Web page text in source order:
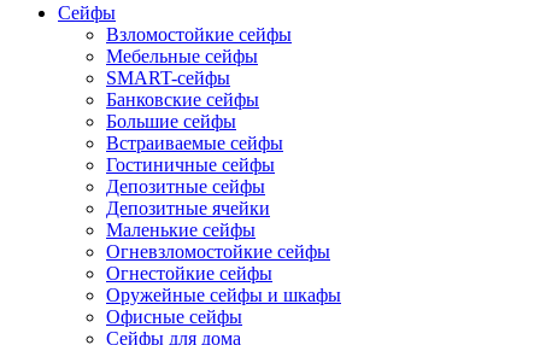
Сейфы
Взломостойкие сейфы
Мебельные сейфы
SMART-сейфы
Банковские сейфы
Большие сейфы
Встраиваемые сейфы
Гостиничные сейфы
Депозитные сейфы
Депозитные ячейки
Маленькие сейфы
Огневзломостойкие сейфы
Огнестойкие сейфы
Оружейные сейфы и шкафы
Офисные сейфы
Сейфы для дома